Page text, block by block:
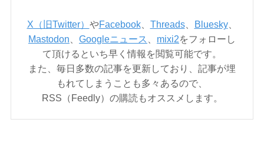
X（旧Twitter） やFacebook、 Threads、 Bluesky、
Mastodon
Googleニュース mixi2をフォローし
て頂けるといち早く情報を閲覧可能です。
また、毎日多数の記事を更新しており、記事が埋
もれてしまうことも多々あるので、
RSS（Feedly）の購読もオススメします。